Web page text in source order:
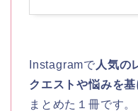
Instagramで 人気の
クエストや悩みを
まとめた１冊です。